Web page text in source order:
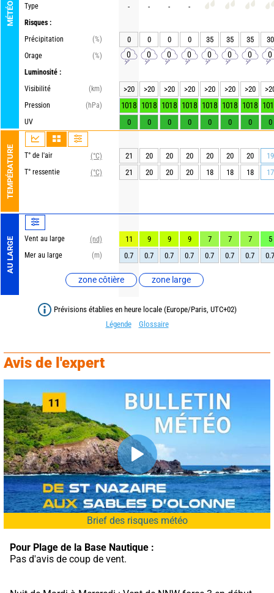
MÉTÉO
Type
Risques :
Précipitation
(%)
Orage
(%)
Luminosité :
Visibilité
(km)
Pression
(hPa)
UV
TEMPÉRATURE T° de l'air
(°C)
T° ressentie
(°C)
AU LARGE Vent au large
(nd)
Mer au large
(m)
zone côtière zone large
- - - -
0 0 0 0 35 35 35 30
0 0 0 0 0 0 0 0
>20 >20 >20 >20 >20 >20 >20
1018 1018 1018 1018 1018 1018 1018
0 0 0 0 0 0 0 0
21 20 20 20 20 20 20
19
21
20 20 20 18 18 18 17
11 9 9 9 7 7 7
5
0.7
0.7 0.7 0.7 0.7 0.7 0.7 0.7
Prévisions établies en heure locale (Europe/Paris, UTC+02)
Légende
Glossaire
Avis de l'expert
Brief des risques météo
Pour Plage de la Base Nautique :
Pas d'avis de coup de vent.